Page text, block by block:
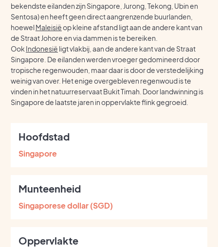
bekendste eilanden zijn Singapore, Jurong, Tekong, Ubin en
Sentosa) en heeft geen direct aangrenzende buurlanden,
hoewelMaleisiëop kleine afstand ligt aan de andere kant van
de Straat Johore en via dammen is te bereiken.
Ook Indonesië ligt vlakbij, aan de andere kant van de Straat
Singapore. De eilanden werden vroeger gedomineerd door
tropische regenwouden, maar daar is door de verstedelijking
weinig van over. Het enige overgebleven regenwoud is te
vinden in het natuurreservaat Bukit Timah. Door landwinning is
Singapore de laatste jaren in oppervlakte flink gegroeid.
Hoofdstad
Singapore
Munteenheid
Singaporese dollar (SGD)
Oppervlakte